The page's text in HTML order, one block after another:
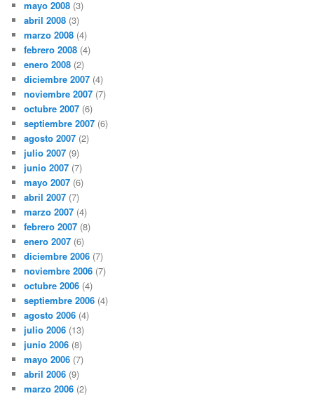
mayo 2008 (3)
abril 2008 (3)
marzo 2008 (4)
febrero 2008 (4)
enero 2008 (2)
diciembre 2007 (4)
noviembre 2007 (7)
octubre 2007 (6)
septiembre 2007 (6)
agosto 2007 (2)
julio 2007 (9)
junio 2007 (7)
mayo 2007 (6)
abril 2007 (7)
marzo 2007 (4)
febrero 2007 (8)
enero 2007 (6)
diciembre 2006 (7)
noviembre 2006 (7)
octubre 2006 (4)
septiembre 2006 (4)
agosto 2006 (4)
julio 2006 (13)
junio 2006 (8)
mayo 2006 (7)
abril 2006 (9)
marzo 2006 (2)